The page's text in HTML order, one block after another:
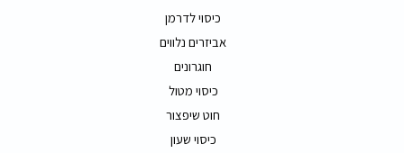
כיסוי לדרמן
אביזרים נלווים
חוגרונים
כיסוי מטול
חוט שיפצור
כיסוי שעון